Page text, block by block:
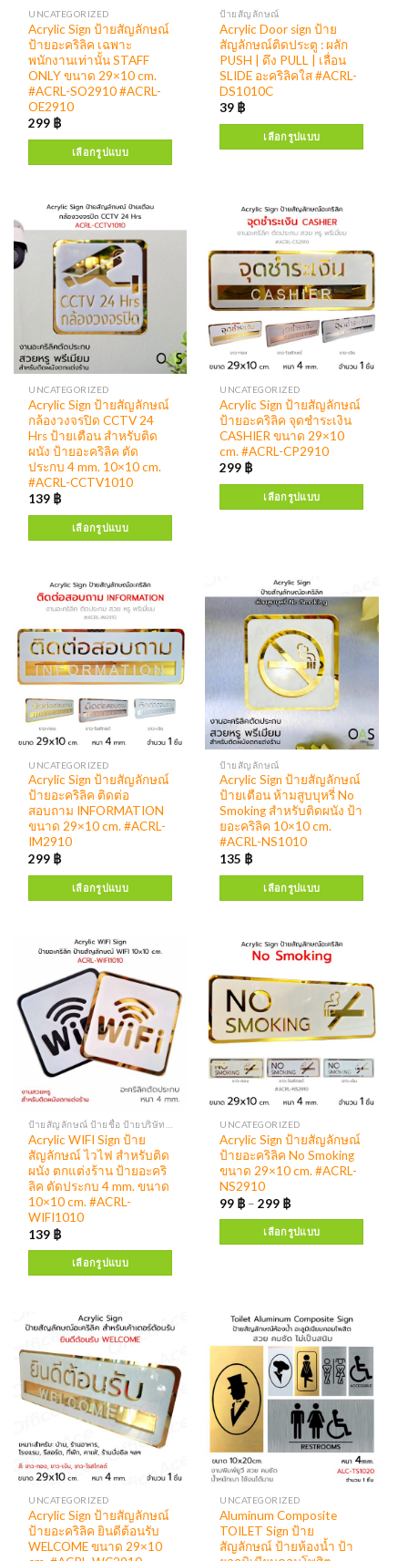
ป้ายสัญลักษณ์
Acrylic Door sign ป้าย
สัญลักษณ์ติดประตู : ผลัก
PUSH | ดึง PULL | เลื่อน
SLIDE อะคริลิคใส #ACRL-
DS1010C
39 ฿
เลือกรูปแบบ
UNCATEGORIZED
Acrylic Sign ป้ายสัญลักษณ์
กล้องวงจรปิด CCTV 24
Hrs ป้ายเตือน สำหรับติด
ผนัง ป้ายอะคริลิค ตัด
ประกบ 4 mm. 10×10 cm.
#ACRL-CCTV1010
139 ฿
เลือกรูปแบบ
UNCATEGORIZED
Acrylic Sign ป้ายสัญลักษณ์
ป้ายอะคริลิค No Smoking
ขนาด 29×10 cm. #ACRL-
NS2910
99 ฿ –299 ฿
เลือกรูปแบบ
UNCATEGORIZED
Acrylic Sign ป้ายสัญลักษณ์
ป้ายอะคริลิค จุดชำระเงิน
CASHIER ขนาด 29×10
cm. #ACRL-CP2910
299 ฿
เลือกรูปแบบ
UNCATEGORIZED
Acrylic Sign ป้ายสัญลักษณ์
ป้ายอะคริลิค ติดต่อ
สอบถาม INFORMATION
ขนาด 29×10 cm. #ACRL-
IM2910
299 ฿
เลือกรูปแบบ
UNCATEGORIZED
Acrylic Sign ป้ายสัญลักษณ์
ป้ายอะคริลิค ยินดีต้อนรับ
WELCOME ขนาด 29×10
UNCATEGORIZED
Acrylic Sign ป้ายสัญลักษณ์
ป้ายอะคริลิค เฉพาะ
พนักงานเท่านั้น STAFF
ONLY ขนาด 29×10 cm.
#ACRL-SO2910 #ACRL-
OE2910
299 ฿
เลือกรูปแบบ
ป้ายสัญลักษณ์
Acrylic Sign ป้ายสัญลักษณ์
ป้ายเตือน ห้ามสูบบุหรี่ No
Smoking สำหรับติดผนัง ป้า
ยอะคริลิค 10×10 cm.
#ACRL-NS1010
135 ฿
เลือกรูปแบบ
ป้ายสัญลักษณ์ ป้ายชื่อ ป้ายบริษัท งานอะคริลิค
Acrylic WIFI Sign ป้าย
สัญลักษณ์ ไวไฟ สำหรับติด
ผนัง ตกแต่งร้าน ป้ายอะคริ
ลิค ตัดประกบ 4 mm. ขนาด
10×10 cm. #ACRL-
WIFI1010
139 ฿
เลือกรูปแบบ
UNCATEGORIZED
Aluminum Composite
TOILET Sign ป้าย
สัญลักษณ์ ป้ายห้องน้ำ ป้า